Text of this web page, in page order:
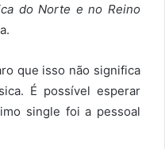
do Norte e no Reino
que isso não significa
É possível esperar
single foi a pessoal